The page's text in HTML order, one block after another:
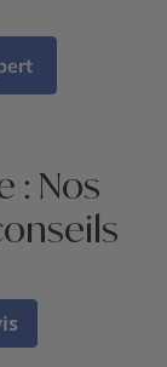
: Nos